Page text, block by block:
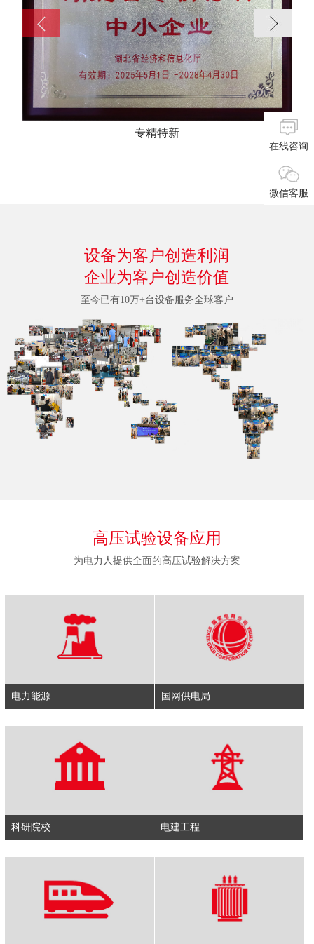
专精特新
设备为客户创造利润
企业为客户创造价值
至今已有10万+台设备服务全球客户
高压试验设备应用
为电力人提供全面的高压试验解决方案
电力能源 国网供电局
科研院校 电建工程
在线咨询
微信客服